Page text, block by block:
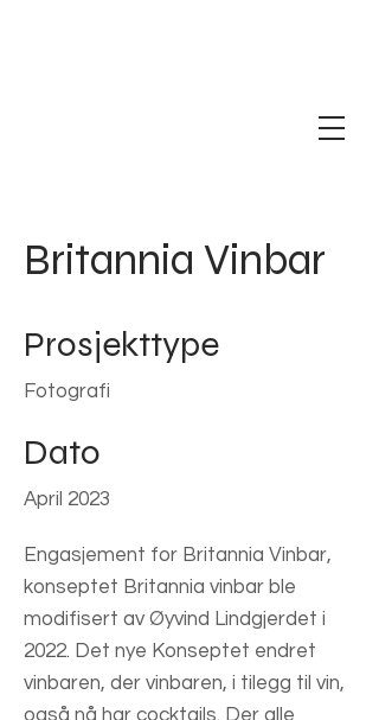
Britannia Vinbar
Prosjekttype
Fotografi
Dato
April 2023
Engasjement for Britannia Vinbar,
konseptet Britannia vinbar ble
modifisert av Øyvind Lindgjerdet i
2022. Det nye Konseptet endret
vinbaren, der vinbaren, i tilegg til vin,
også nå har cocktails. Der alle